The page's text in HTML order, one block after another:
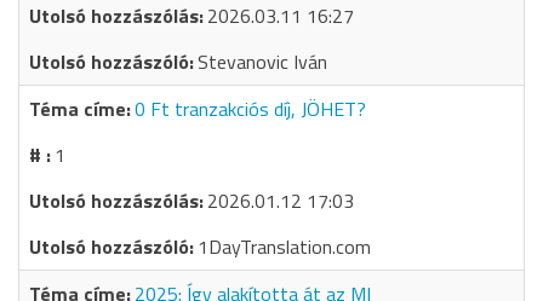
2026.03.11 16:27
Stevanovic Iván
0 Ft tranzakciós díj, JÖHET?
1
2026.01.12 17:03
1DayTranslation.com
2025: Így alakította át az MI